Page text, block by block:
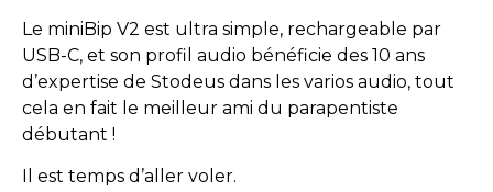
Le miniBip V2 est ultra simple, rechargeable par
USB-C, et son profil audio bénéficie des 10 ans
d’expertise de Stodeus dans les varios audio, tout
cela en fait le meilleur ami du parapentiste
débutant !
Il est temps d’aller voler.